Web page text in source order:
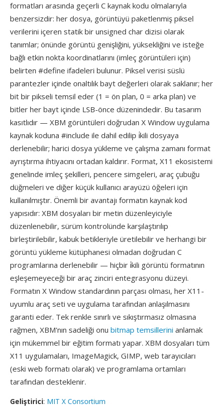
formatları arasında geçerli C kaynak kodu olmalarıyla
benzersizdir: her dosya, görüntüyü paketlenmiş piksel
verilerini içeren statik bir unsigned char dizisi olarak
tanımlar; önünde görüntü genişliğini, yüksekliğini ve isteğe
bağlı etkin nokta koordinatlarını (imleç görüntüleri için)
belirten #define ifadeleri bulunur. Piksel verisi süslü
parantezler içinde onaltılık bayt değerleri olarak saklanır; her
bit bir pikseli temsil eder (1 = ön plan, 0 = arka plan) ve
bitler her bayt içinde LSB-önce düzenindedir. Bu tasarım
kasıtlıdır — XBM görüntüleri doğrudan X Window uygulama
kaynak koduna #include ile dahil edilip i̇kili dosyaya
derlenebilir; harici dosya yükleme ve çalışma zamanı format
ayrıştırma ihtiyacını ortadan kaldırır. Format, X11 ekosistemi
genelinde imleç şekilleri, pencere simgeleri, araç çubuğu
düğmeleri ve diğer küçük kullanıcı arayüzü öğeleri için
kullanılmıştır. Önemli bir avantajı formatın kaynak kod
yapısıdır: XBM dosyaları bir metin düzenleyiciyle
düzenlenebilir, sürüm kontrolünde karşılaştırılıp
birleştirilebilir, kabuk betikleriyle üretilebilir ve herhangi bir
görüntü yükleme kütüphanesi olmadan doğrudan C
programlarına derlenebilir — hiçbir i̇kili görüntü formatının
eşleşemeyeceği bir araç zinciri entegrasyonu düzeyi.
Formatın X Window standardının parçası olması, her X11-
uyumlu araç seti ve uygulama tarafından anlaşılmasını
garanti eder. Tek renkle sınırlı ve sıkıştırmasız olmasına
rağmen, XBM'nın sadeliği onu bitmap temsillerini anlamak
için mükemmel bir eğitim formatı yapar. XBM dosyaları tüm
X11 uygulamaları, ImageMagick, GIMP, web tarayıcıları
(eski web formatı olarak) ve programlama ortamları
tarafından desteklenir.
Geliştirici: MIT X Consortium